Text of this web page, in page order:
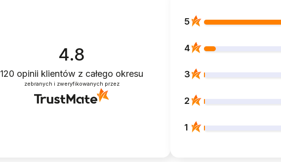
4.8
120 opinii klientów z całego okresu
zebranych i zweryfikowanych przez
5
4
3
2
1